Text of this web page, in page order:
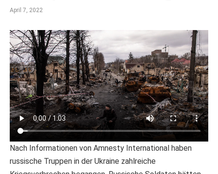
April 7, 2022
Nach Informationen von Amnesty International haben
russische Truppen in der Ukraine zahlreiche